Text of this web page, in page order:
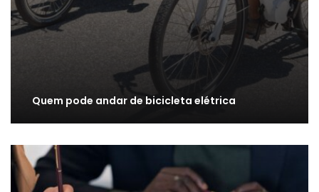
Quem pode andar de bicicleta elétrica